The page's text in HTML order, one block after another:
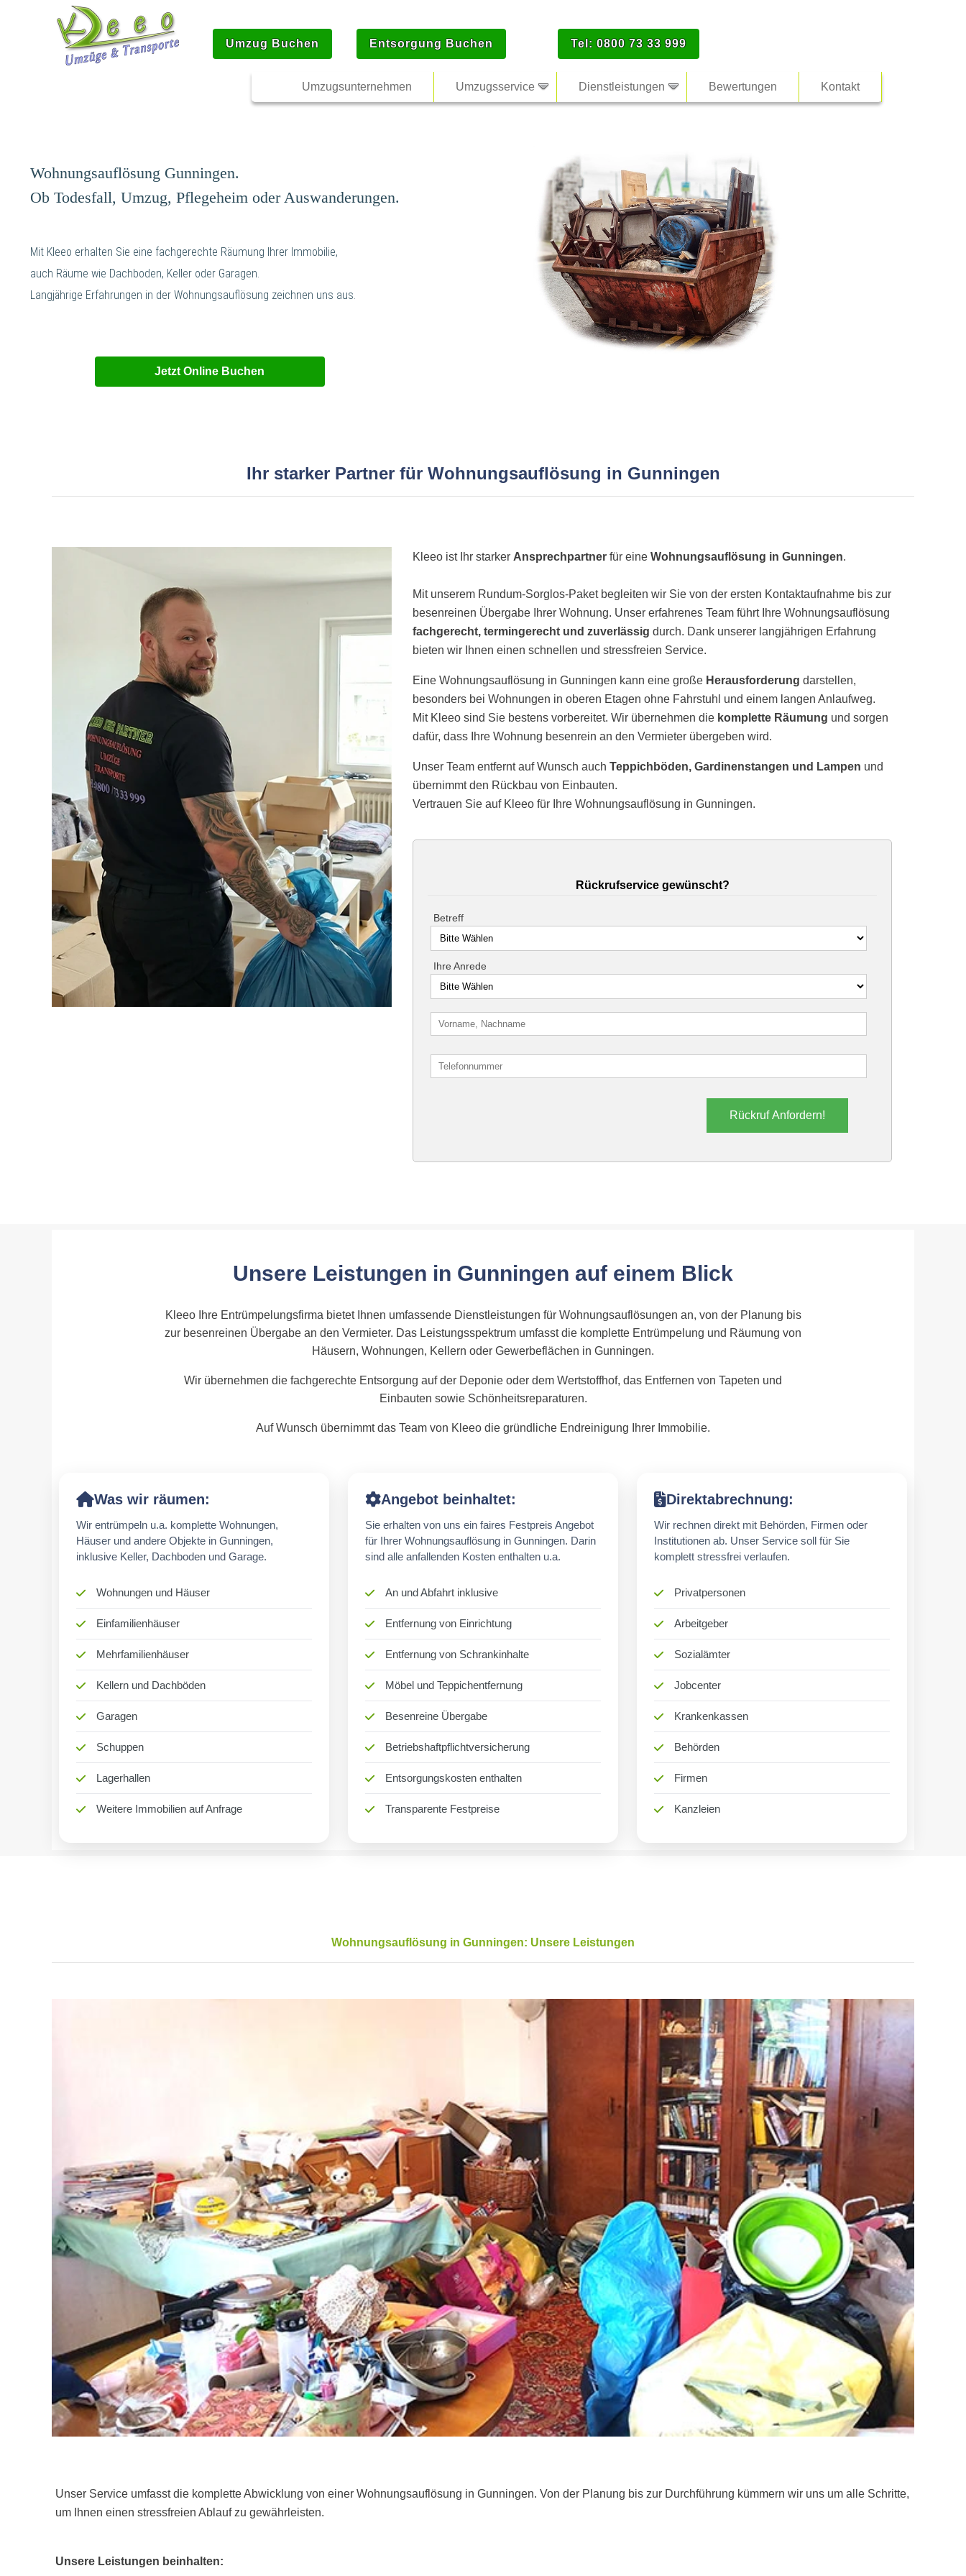
Umzug Buchen Entsorgung Buchen Tel: 0800 73 33 999
Umzugsunternehmen Umzugsservice Dienstleistungen Bewertungen Kontakt
Wohnungsauflösung Gunningen.
Ob Todesfall, Umzug, Pflegeheim oder Auswanderungen.
Mit Kleeo erhalten Sie eine fachgerechte Räumung Ihrer Immobilie,
auch Räume wie Dachboden, Keller oder Garagen.
Langjährige Erfahrungen in der Wohnungsauflösung zeichnen uns aus.
Jetzt Online Buchen
Ihr starker Partner für Wohnungsauflösung in Gunningen
Kleeo ist Ihr starker Ansprechpartner für eineWohnungsauflösung in Gunningen.
Mit unserem Rundum-Sorglos-Paket begleiten wir Sie von der ersten Kontaktaufnahme bis zur
besenreinen Übergabe Ihrer Wohnung. Unser erfahrenes Team führt Ihre Wohnungsauflösung
fachgerecht, termingerecht und zuverlässig durch. Dank unserer langjährigen Erfahrung
bieten wir Ihnen einen schnellen und stressfreien Service.
Eine Wohnungsauflösung in Gunningen kann eine große Herausforderung darstellen,
besonders bei Wohnungen in oberen Etagen ohne Fahrstuhl und einem langen Anlaufweg.
Mit Kleeo sind Sie bestens vorbereitet. Wir übernehmen die komplette Räumung und sorgen
dafür, dass Ihre Wohnung besenrein an den Vermieter übergeben wird.
Unser Team entfernt auf Wunsch auchTeppichböden, Gardinenstangen und Lampen und
übernimmt den Rückbau von Einbauten.
Vertrauen Sie auf Kleeo für Ihre Wohnungsauflösung in Gunningen.
Rückrufservice gewünscht?
Betreff
Ihre Anrede
Rückruf Anfordern!
Unsere Leistungen in Gunningen auf einem Blick
Kleeo Ihre Entrümpelungsfirma bietet Ihnen umfassende Dienstleistungen für Wohnungsauflösungen an, von der Planung bis
zur besenreinen Übergabe an den Vermieter. Das Leistungsspektrum umfasst die komplette Entrümpelung und Räumung von
Häusern, Wohnungen, Kellern oder Gewerbeflächen in Gunningen.
Wir übernehmen die fachgerechte Entsorgung auf der Deponie oder dem Wertstoffhof, das Entfernen von Tapeten und
Einbauten sowie Schönheitsreparaturen.
Auf Wunsch übernimmt das Team von Kleeo die gründliche Endreinigung Ihrer Immobilie.
Was wir räumen:
Wir entrümpeln u.a. komplette Wohnungen,
Häuser und andere Objekte in Gunningen,
inklusive Keller, Dachboden und Garage.
Wohnungen und Häuser
Einfamilienhäuser
Mehrfamilienhäuser
Kellern und Dachböden
Garagen
Schuppen
Lagerhallen
Weitere Immobilien auf Anfrage
Angebot beinhaltet:
Sie erhalten von uns ein faires Festpreis Angebot
für Ihrer Wohnungsauflösung in Gunningen. Darin
sind alle anfallenden Kosten enthalten u.a.
An und Abfahrt inklusive
Entfernung von Einrichtung
Entfernung von Schrankinhalte
Möbel und Teppichentfernung
Besenreine Übergabe
Betriebshaftpflichtversicherung
Entsorgungskosten enthalten
Transparente Festpreise
Direktabrechnung:
Wir rechnen direkt mit Behörden, Firmen oder
Institutionen ab. Unser Service soll für Sie
komplett stressfrei verlaufen.
Privatpersonen
Arbeitgeber
Sozialämter
Jobcenter
Krankenkassen
Behörden
Firmen
Kanzleien
Wohnungsauflösung in Gunningen: Unsere Leistungen
Unser Service umfasst die komplette Abwicklung von einer Wohnungsauflösung in Gunningen. Von der Planung bis zur Durchführung kümmern wir uns um alle Schritte,
um Ihnen einen stressfreien Ablauf zu gewährleisten.
Unsere Leistungen beinhalten: